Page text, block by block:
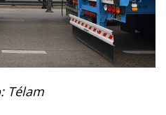
Télam